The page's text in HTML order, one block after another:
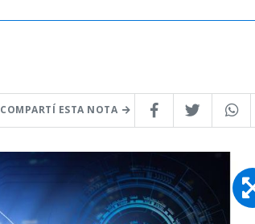
COMPARTÍ ESTA NOTA